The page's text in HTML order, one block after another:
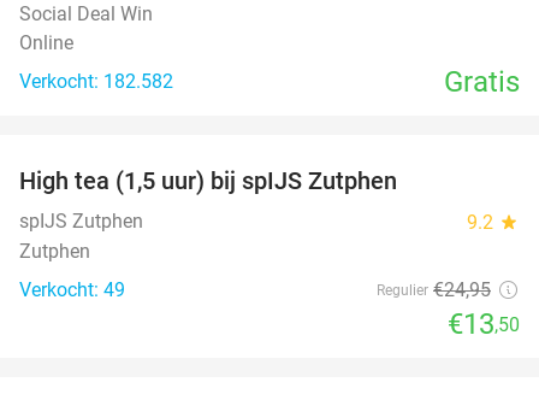
Social Deal Win
Online
Verkocht: 182.582
Gratis
High tea (1,5 uur) bij spIJS Zutphen
spIJS Zutphen 9.2 star
Zutphen
Verkocht: 49
Regulier €24,95
€13,50